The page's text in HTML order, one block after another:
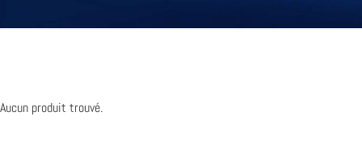
Aucun produit trouvé.